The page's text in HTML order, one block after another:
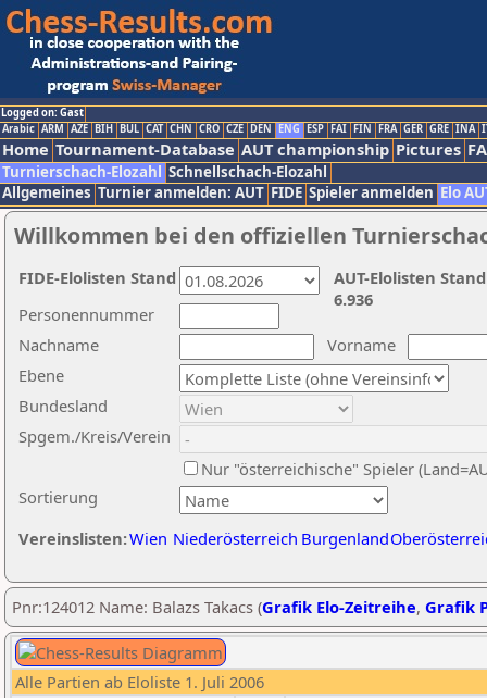
Logged on: Gast
Arabic ARM AZE BIH BUL CAT CHN CRO CZE DEN ENG ESP FAI FIN FRA GER GRE INA
Home Tournament-Database AUT championship Pictures
Turnierschach-Elozahl Schnellschach-Elozahl
Allgemeines Turnier anmelden: AUT FIDE Spieler anmelden Elo
Willkommen bei den offiziellen
Nachname
Vorname
Ebene
Sortierung
Personennummer
Bundesland
Spgem./Kreis/Verein
Nur "österreichische" Spieler
Vereinslisten:Wien Niederösterreich Burgenland
AUT-Elolisten
6.936
FIDE-Elolisten Stand
Pnr:124012 Name: Balazs Takacs (Grafik Elo-Zeitreihe, Grafik
Alle Partien ab Eloliste 1. Juli 2006